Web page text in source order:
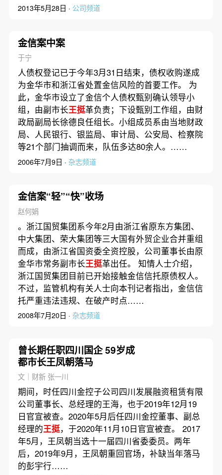
2013年5月28日 · 公司频道
金信案中案
于宁
人债权登记已于今年3月31日结束，债权收购遂成
为金华市和浙江省处置金信风险的首要工作。 为
此，金华市设立了金信个人债权甄别确认领导小
组，由副市长王挺革负责；下设甄别工作组，由财
政局副局长徐德良任组长。小组成员系由当地财政
局、人民银行、银监局、审计局、公安局、检察院
等21个部门抽调而来，队伍多达80余人。……
2006年7月9日 · 杂志频道
金信案“轻”“快”收场
赵何娟
。浙江国贸集团系今年2月由浙江省原东方集团、
中大集团、荣大集团等三大国有外贸企业合并重组
而成，由浙江省国资委全资控股，公司董事长由原
金华市常务副市长王挺革出任。 知情人士介绍，
浙江国贸集团目前已开始接触金信信托原债权人。
不过，监管机构有关人士向本刊记者指出，金信信
托严重违法违规、在破产时点……
2008年7月20日 · 杂志频道
曾长期任职四川国企 59岁成
都市长王凤朝落马
文｜财新 张一川
期间，时任四川金控子公司四川发展融资租赁有限
公司董事长、总经理的王海，也于2019年12月19
日官宣被查。2020年5月后任四川金控董事、副总
经理的王挺，于2020年11月10日官宣被查。 2017
年5月，王凤朝当选十一届四川省委委员。两年
后，2019年9月，王凤朝重回官场，补缺当年落马
的彭宇行……